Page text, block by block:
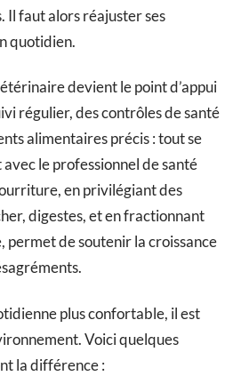
Il faut alors réajuster ses
quotidien.
devient le point d’appui
régulier, des contrôles de santé
alimentaires précis : tout se
le professionnel de santé
en privilégiant des
digestes, et en fractionnant
permet de soutenir la croissance
plus confortable, il est
Voici quelques
la différence :